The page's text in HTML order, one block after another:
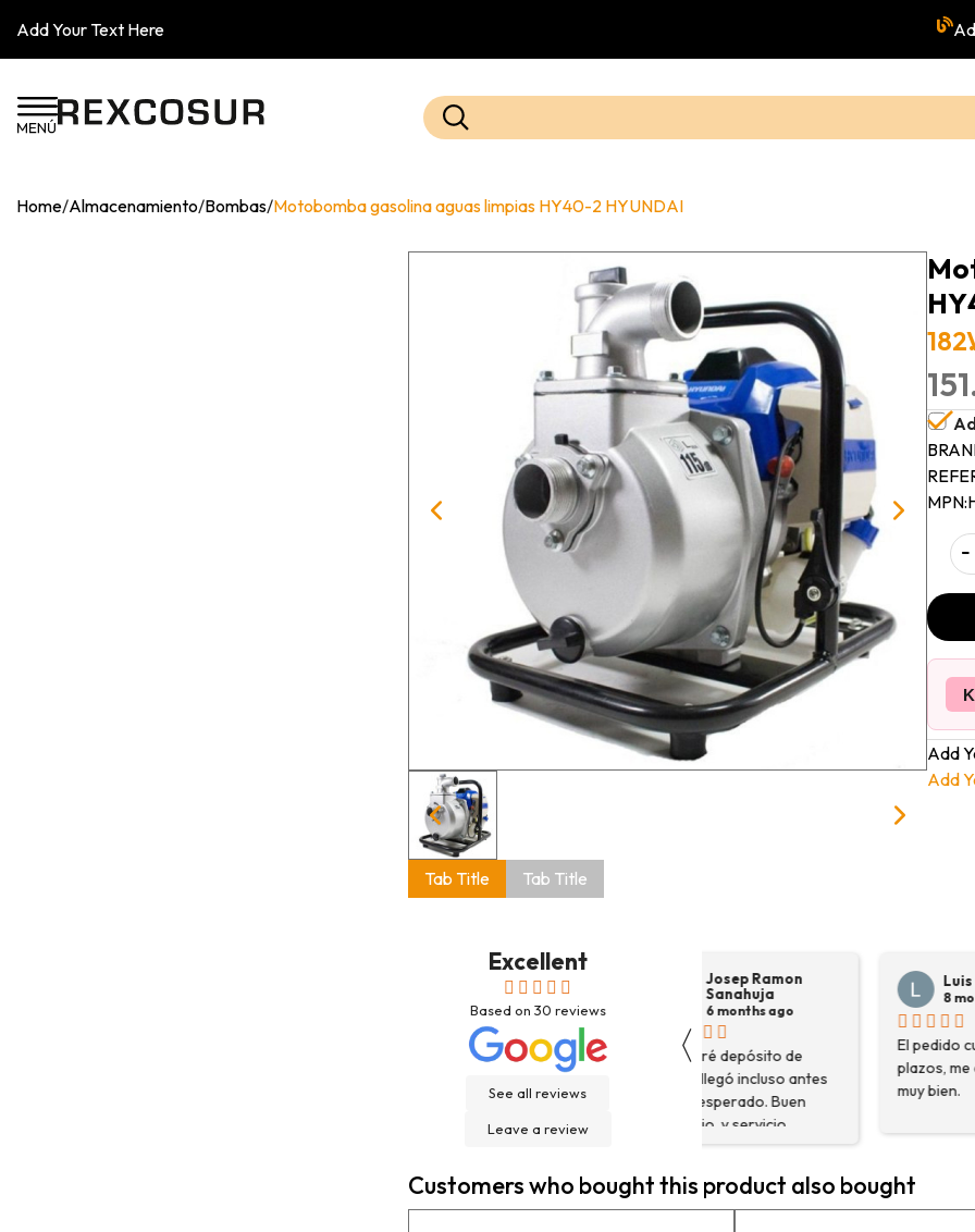
Add Your Text Here
Home/Almacenamiento/Bombas/Motobomba gasolina aguas limpias HY40-2 HYUNDAI
MPN:
-
Add
Add
Tab Title Tab Title
Excellent
Based on 30 reviews
See all reviews
Leave a review
〈
y perfecto el transporte !
Es un placer cuando todo
Josep Ramon
Sanahuja
6 months ago
Compré depósito de
agua, llegó incluso antes
de lo esperado. Buen
servicio, y servicio
Luis Ortega
El pedido cumplió con sus
plazos, me aconsejaron
muy bien.
Customers who bought this product also bought